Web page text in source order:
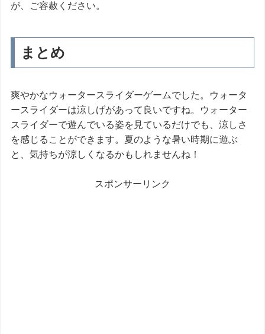
が、ご容赦ください。
まとめ
爽やかなウォータースライダーゲームでした。ウォータ
ースライダーは涼しげがあって良いですね。ウォーター
スライダーで遊んでいる姿を見ているだけでも、涼しさ
を感じることができます。夏のような暑い時期に遊ぶ
と、気持ちが涼しくなるかもしれませんね！
スポンサーリンク